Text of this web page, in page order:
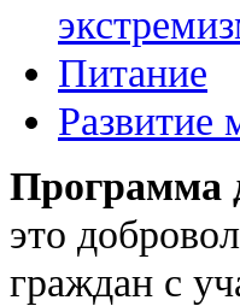
Питание
Развитие
Программа
это
граждан с